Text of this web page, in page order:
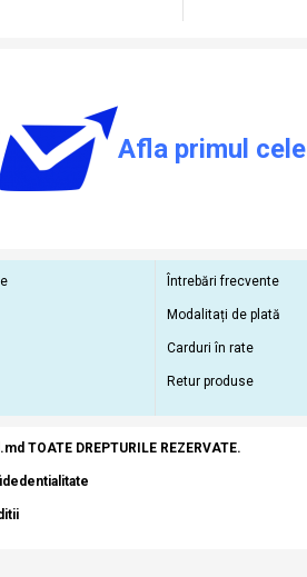
Afla primul
Întrebări frecvente
Modalitați de plată
Carduri în rate
Retur produse
TOATE DREPTURILE REZERVATE.